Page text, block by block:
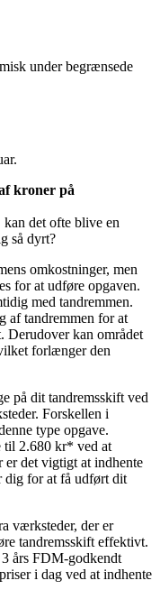
under begrænsede
kroner på
det ofte blive en
så dyrt?
omkostninger, men
for at udføre opgaven.
med tandremmen.
af tandremmen for at
Derudover kan området
forlænger den
på dit tandremsskift ved
Forskellen i
type opgave.
til 2.680 kr* ved at
det vigtigt at indhente
dig for at få udført dit
værksteder, der er
tandremsskift effektivt.
års FDM-godkendt
i dag ved at indhente